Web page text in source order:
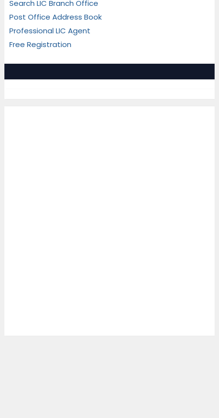
Search LIC Branch Office
Post Office Address Book
Professional LIC Agent
Free Registration